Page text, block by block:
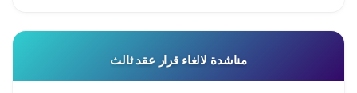
مناشدة لالغاء قرار عقد ثالث